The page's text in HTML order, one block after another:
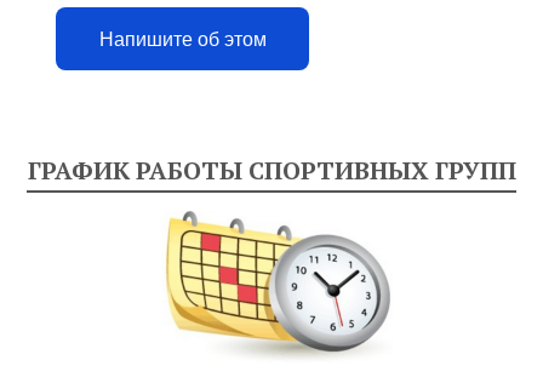
Напишите об этом
ГРАФИК РАБОТЫ СПОРТИВНЫХ ГРУПП